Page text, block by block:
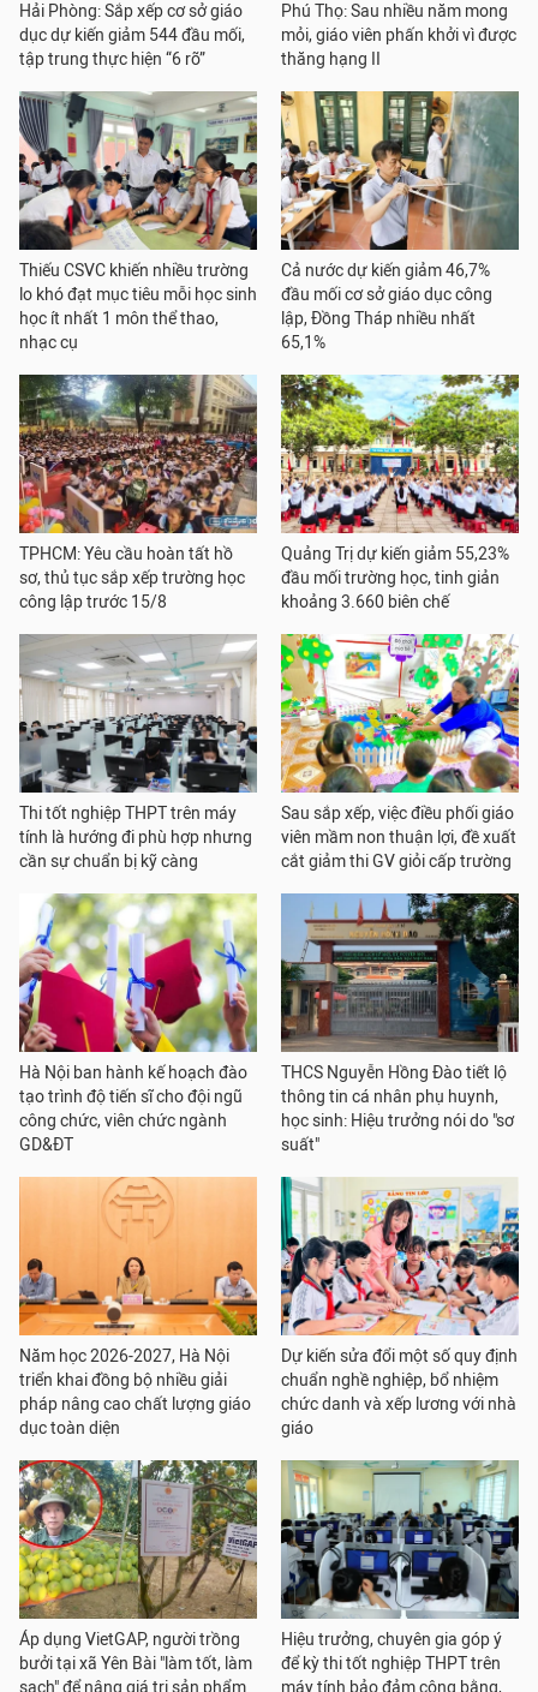
Hải Phòng: Sắp xếp cơ sở giáo
dục dự kiến giảm 544 đầu mối,
tập trung thực hiện “6 rõ”
Phú Thọ: Sau nhiều năm mong
mỏi, giáo viên phấn khởi vì được
thăng hạng II
Thiếu CSVC khiến nhiều trường
lo khó đạt mục tiêu mỗi học sinh
học ít nhất 1 môn thể thao,
nhạc cụ
Cả nước dự kiến giảm 46,7%
đầu mối cơ sở giáo dục công
lập, Đồng Tháp nhiều nhất
65,1%
TPHCM: Yêu cầu hoàn tất hồ
sơ, thủ tục sắp xếp trường học
công lập trước 15/8
Quảng Trị dự kiến giảm 55,23%
đầu mối trường học, tinh giản
khoảng 3.660 biên chế
Thi tốt nghiệp THPT trên máy
tính là hướng đi phù hợp nhưng
cần sự chuẩn bị kỹ càng
Sau sắp xếp, việc điều phối giáo
viên mầm non thuận lợi, đề xuất
cắt giảm thi GV giỏi cấp trường
Hà Nội ban hành kế hoạch đào
tạo trình độ tiến sĩ cho đội ngũ
công chức, viên chức ngành
GD&ĐT
THCS Nguyễn Hồng Đào tiết lộ
thông tin cá nhân phụ huynh,
học sinh: Hiệu trưởng nói do "sơ
suất"
Năm học 2026-2027, Hà Nội
triển khai đồng bộ nhiều giải
pháp nâng cao chất lượng giáo
dục toàn diện
Dự kiến sửa đổi một số quy định
chuẩn nghề nghiệp, bổ nhiệm
chức danh và xếp lương với nhà
giáo
Áp dụng VietGAP, người trồng
bưởi tại xã Yên Bài "làm tốt, làm
sạch" để nâng giá trị sản phẩm
Hiệu trưởng, chuyên gia góp ý
để kỳ thi tốt nghiệp THPT trên
máy tính bảo đảm công bằng,